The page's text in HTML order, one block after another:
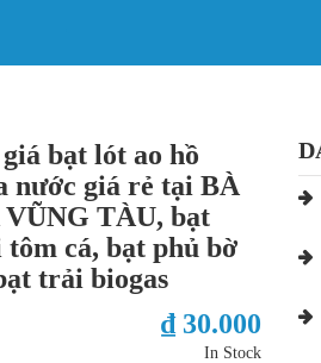
bạt lót ao hồ
nước giá rẻ tại BÀ
TÀU, bạt
tôm cá, bạt phủ bờ
trải biogas
₫ 30.000
In Stock